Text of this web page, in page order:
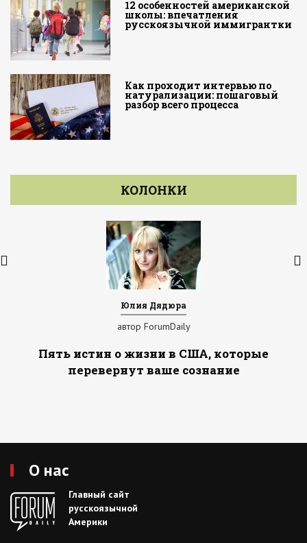
12 особенностей американской
школы: впечатления
русскоязычной иммигрантки
Как проходит интервью по
натурализации: пошаговый
разбор всего процесса
КОЛОНКИ
Юлия Дядюра
автор ForumDaily
Пять истин о жизни в США, которые
перевернут ваше сознание
О нас
Главный сайт
русскоязычной
Америки